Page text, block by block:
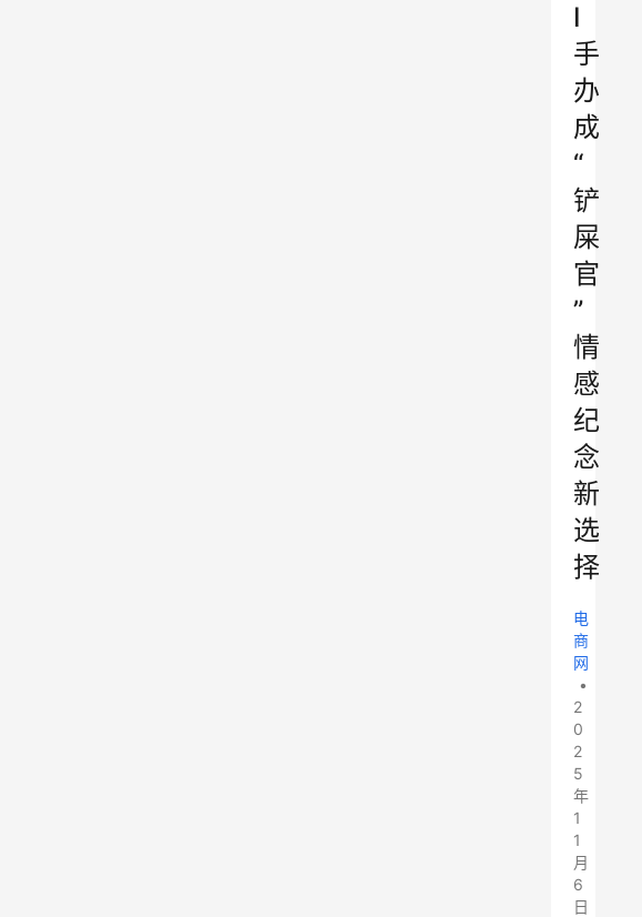
I
手
办
成
“
铲
屎
官
”
情
感
纪
念
新
选
择
电
商
网
•
2
0
2
5
年
1
1
月
6
日